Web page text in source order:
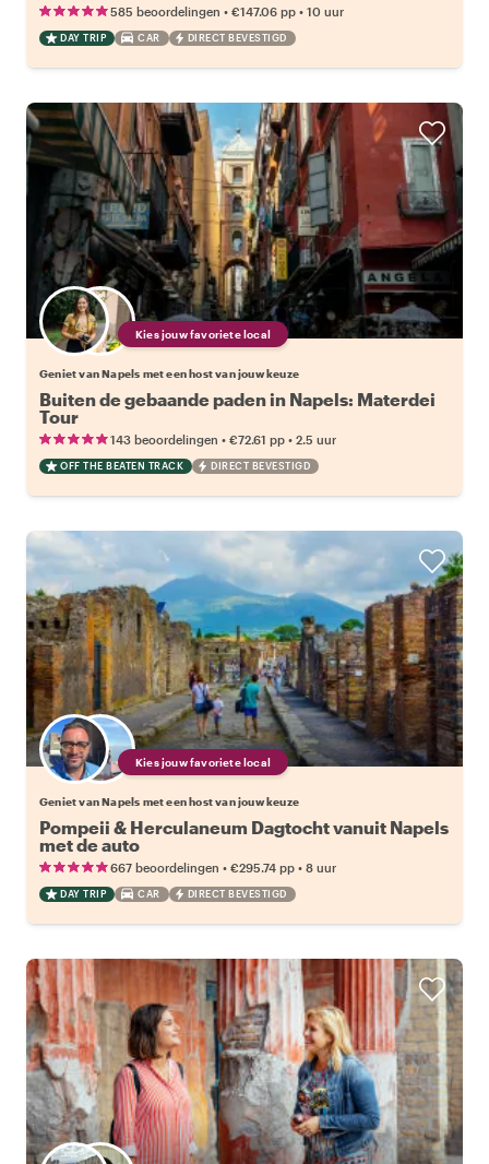
585 beoordelingen • €147.06 pp • 10 uur
DAY TRIP CAR DIRECT BEVESTIGD
Kies jouw favoriete local
Geniet van Napels met een host van jouw keuze
Buiten de gebaande paden in Napels: Materdei
Tour
143 beoordelingen • €72.61 pp • 2.5 uur
OFF THE BEATEN TRACK DIRECT BEVESTIGD
Kies jouw favoriete local
Geniet van Napels met een host van jouw keuze
Pompeii & Herculaneum Dagtocht vanuit Napels
met de auto
667 beoordelingen • €295.74 pp • 8 uur
DAY TRIP CAR DIRECT BEVESTIGD